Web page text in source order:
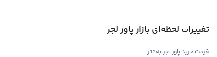
تغییرات لحظه‌ای بازار پاور لجر
قیمت خرید پاور لجر به تتر